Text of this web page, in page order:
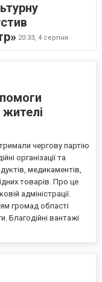
20:33, 4 серпня
жителі
чергову партію
організації та
медикаментів,
товарів. Про це
адміністрації.
громад області
Благодійні вантажі